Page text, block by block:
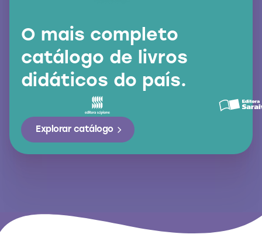
O mais completo
catálogo de livros
didáticos do país.
Explorar catálogo